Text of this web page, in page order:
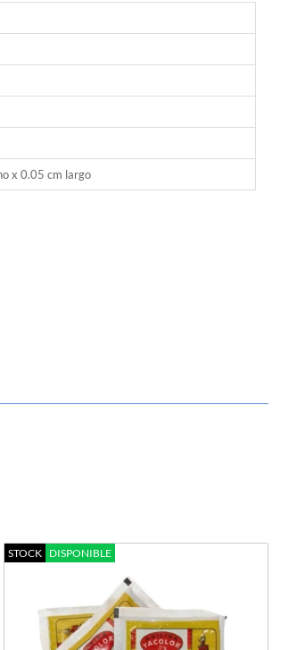
x 0.05 cm largo
STOCK DISPONIBLE